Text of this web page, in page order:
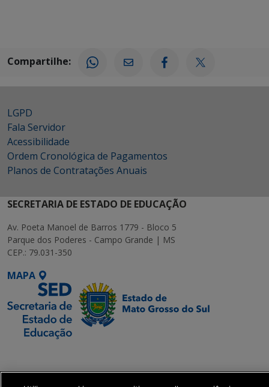
Compartilhe:
LGPD
Fala Servidor
Acessibilidade
Ordem Cronológica de Pagamentos
Planos de Contratações Anuais
SECRETARIA DE ESTADO DE EDUCAÇÃO
Av. Poeta Manoel de Barros 1779 - Bloco 5
Parque dos Poderes - Campo Grande | MS
CEP.: 79.031-350
MAPA
Executiva de
Transformação Digital